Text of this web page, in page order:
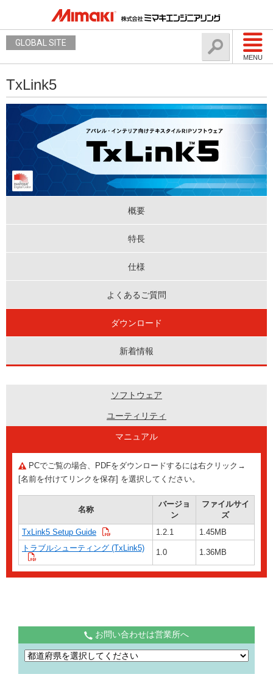
MENU
GLOBAL SITE
TxLink5
概要
特長
仕様
よくあるご質問
ダウンロード
新着情報
ソフトウェア
ユーティリティ
マニュアル
PCでご覧の場合、PDFをダウンロードするには右クリック→
[名前を付けてリンクを保存] を選択してください。
名称
バージョ
ン
ファイルサイ
ズ
TxLink5 Setup Guide
1.2.1
1.45MB
トラブルシューティング (TxLink5)
1.0 1.36MB
お問い合わせは営業所へ